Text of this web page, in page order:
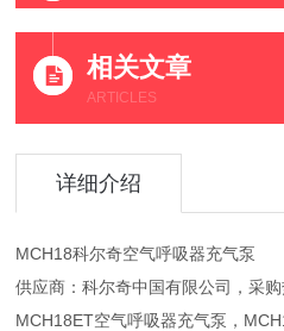
相关文章
ARTICLES
详细介绍
MCH18科尔奇空气呼吸器充气泵
供应商：科尔奇中国有限公司，采购
MCH18ET空气呼吸器充气泵，